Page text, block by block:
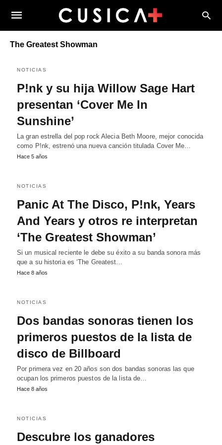
The Greatest Showman
NOTICIAS
P!nk y su hija Willow Sage Hart
presentan ‘Cover Me In
Sunshine’
La gran estrella del pop rock Alecia Beth Moore, mejor conocida
como P!nk, estrenó una nueva canción titulada Cover Me…
Hace 5 años
NOTICIAS
Panic At The Disco, P!nk, Years
And Years y otros re interpretan
‘The Greatest Showman’
Si un musical reciente le debe su éxito a su banda sonora más
que a su historia es ‘The Greatest…
Hace 8 años
NOTICIAS
Dos bandas sonoras tienen los
primeros puestos de la lista de
disco de Billboard
Por primera vez en 20 años son dos bandas sonoras las que
ocupan los primeros puestos de la lista de…
Hace 8 años
NOTICIAS
Descubre los ganadores